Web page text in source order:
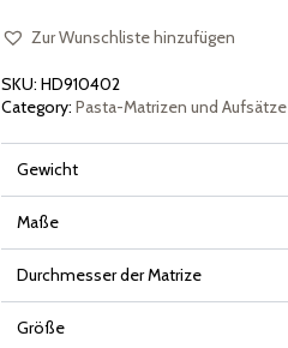
GalloZur Wunschliste hinzufügen
SKU: HD910402
Category: Pasta-Matrizen und Aufsätze
Gewicht
Maße
Durchmesser der Matrize
Größe